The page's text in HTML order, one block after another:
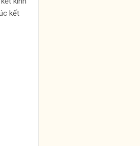
kết